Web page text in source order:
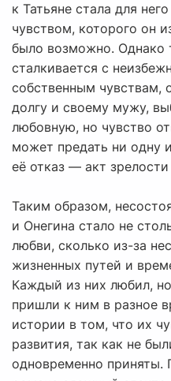
к Татьяне стала для
чувством, которого он
было возможно. Однако
сталкивается с
собственным чувствам,
долгу и своему мужу,
любовную, но чувство
может предать ни одну
её отказ — акт
Таким образом,
и Онегина стало не
любви, сколько из-за
жизненных путей и
Каждый из них любил,
пришли к ним в разное
истории в том, что их
развития, так как не
одновременно приняты.